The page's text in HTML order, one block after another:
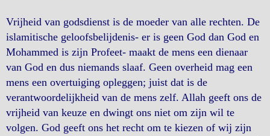
Vrijheid van godsdienst is de moeder van alle rechten. De
islamitische geloofsbelijdenis- er is geen God dan God en
Mohammed is zijn Profeet- maakt de mens een dienaar
van God en dus niemands slaaf. Geen overheid mag een
mens een overtuiging opleggen; juist dat is de
verantwoordelijkheid van de mens zelf. Allah geeft ons de
vrijheid van keuze en dwingt ons niet om zijn wil te
volgen. God geeft ons het recht om te kiezen of wij zijn